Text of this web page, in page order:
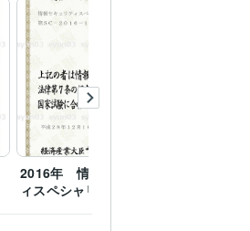
2016年 情報セキュリテ
ィスペシャリスト